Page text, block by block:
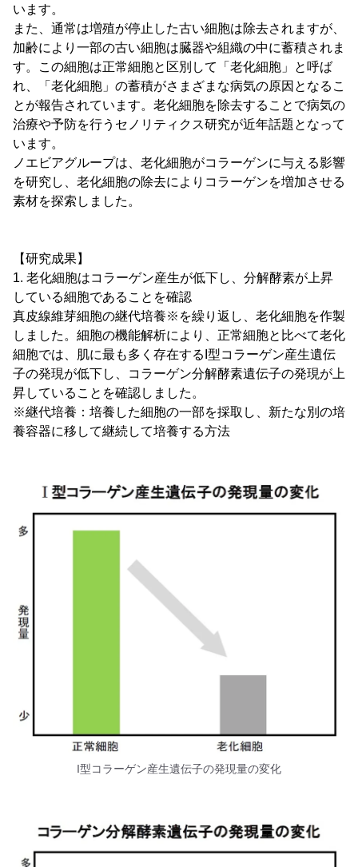
います。
また、通常は増殖が停止した古い細胞は除去されますが、
加齢により一部の古い細胞は臓器や組織の中に蓄積されま
す。この細胞は正常細胞と区別して「老化細胞」と呼ば
れ、「老化細胞」の蓄積がさまざまな病気の原因となるこ
とが報告されています。老化細胞を除去することで病気の
治療や予防を行うセノリティクス研究が近年話題となって
います。
ノエビアグループは、老化細胞がコラーゲンに与える影響
を研究し、老化細胞の除去によりコラーゲンを増加させる
素材を探索しました。
【研究成果】
1. 老化細胞はコラーゲン産生が低下し、分解酵素が上昇
している細胞であることを確認
真皮線維芽細胞の継代培養※を繰り返し、老化細胞を作製
しました。細胞の機能解析により、正常細胞と比べて老化
細胞では、肌に最も多く存在するI型コラーゲン産生遺伝
子の発現が低下し、コラーゲン分解酵素遺伝子の発現が上
昇していることを確認しました。
※継代培養：培養した細胞の一部を採取し、新たな別の培
養容器に移して継続して培養する方法
I型コラーゲン産生遺伝子の発現量の変化